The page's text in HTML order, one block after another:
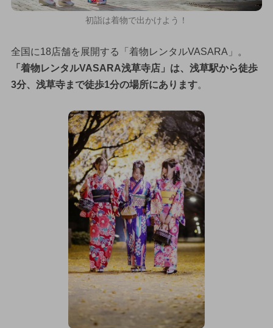
初詣は着物で出かけよう！
全国に18店舗を展開する「着物レンタルVASARA」。
「着物レンタルVASARA浅草寺店」は、浅草駅から徒歩
3分、浅草寺まで徒歩1分の場所にあります。